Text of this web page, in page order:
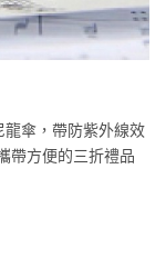
傘，帶防紫外線效
帶方便的三折禮品